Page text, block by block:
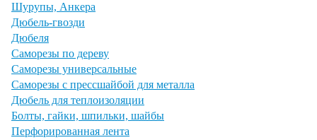
Шурупы, Анкера
Дюбель-гвозди
Дюбеля
Саморезы по дереву
Саморезы универсальные
Саморезы с прессшайбой для металла
Дюбель для теплоизоляции
Болты, гайки, шпильки, шайбы
Перфорированная лента